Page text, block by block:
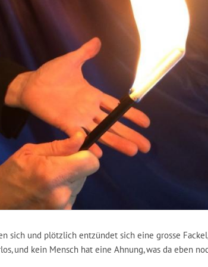
sich und plötzlich entzündet sich eine grosse
und kein Mensch hat eine Ahnung, was da eben